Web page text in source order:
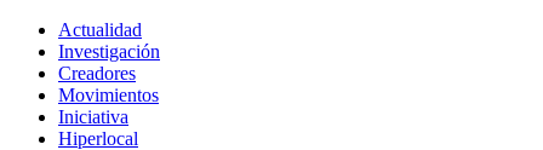
Actualidad
Investigación
Creadores
Movimientos
Iniciativa
Hiperlocal